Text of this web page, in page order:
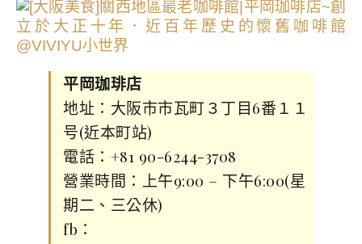
平岡珈琲店
地址：大阪市市瓦町３丁目6番１１
号(近本町站)
電話：+81 90-6244-3708
營業時間：上午9:00 – 下午6:00(星
期二、三公休)
fb：